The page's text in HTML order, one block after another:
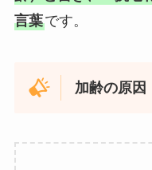
言葉です。
加齢の原因